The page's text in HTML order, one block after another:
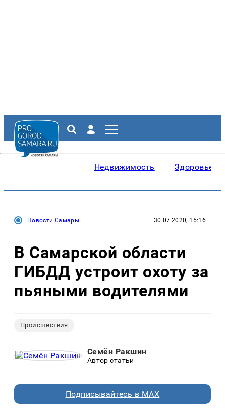
Недвижимость Здоровье
Новости Самары 30.07.2020, 15:16
В Самарской области
ГИБДД устроит охоту за
пьяными водителями
Происшествия
Семён Ракшин
Автор статьи
Подписывайтесь в MAX